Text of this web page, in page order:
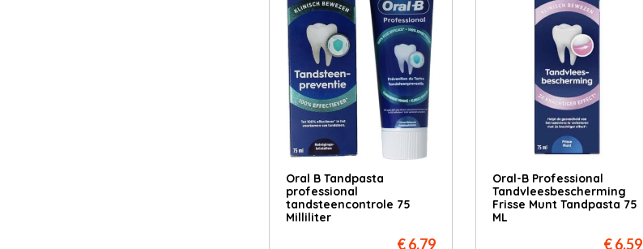
Oral B Tandpasta
professional
tandsteencontrole 75
Milliliter
€ 6,79
Oral-B Professional
Tandvleesbescherming
Frisse Munt Tandpasta 75
ML
€ 6,59